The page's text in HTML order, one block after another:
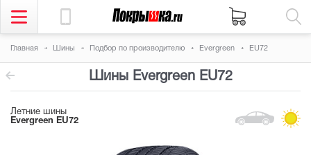
Главная Шины Подбор по производителю Evergreen EU72
Шины Evergreen EU72
Летние шины
Evergreen EU72